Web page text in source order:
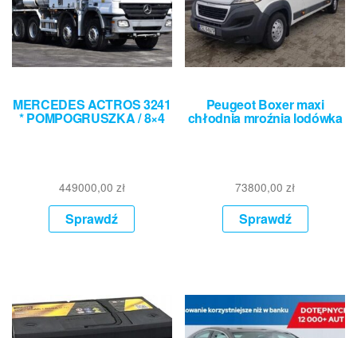
MERCEDES ACTROS 3241
* POMPOGRUSZKA / 8×4
449000,00 zł
Sprawdź
Peugeot Boxer maxi
chłodnia mroźnia lodówka
73800,00zł
Sprawdź